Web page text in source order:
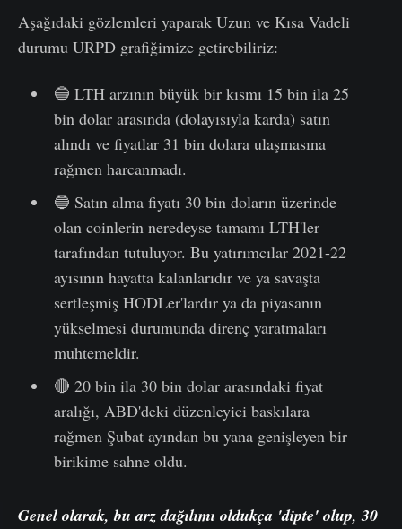
Aşağıdaki gözlemleri yaparak Uzun ve Kısa Vadeli
durumu URPD grafiğimize getirebiliriz:
🔵 LTH arzının büyük bir kısmı 15 bin ila 25
bin dolar arasında (dolayısıyla karda) satın
alındı ve fiyatlar 31 bin dolara ulaşmasına
rağmen harcanmadı.
🔵 Satın alma fiyatı 30 bin doların üzerinde
olan coinlerin neredeyse tamamı LTH'ler
tarafından tutuluyor. Bu yatırımcılar 2021-22
ayısının hayatta kalanlarıdır ve ya savaşta
sertleşmiş HODLer'lardır ya da piyasanın
yükselmesi durumunda direnç yaratmaları
muhtemeldir.
🔴 20 bin ila 30 bin dolar arasındaki fiyat
aralığı, ABD'deki düzenleyici baskılara
rağmen Şubat ayından bu yana genişleyen bir
birikime sahne oldu.
Genel olarak, bu arz dağılımı oldukça 'dipte' olup, 30